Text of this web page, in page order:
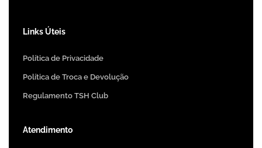
Links Úteis
Política de Privacidade
Política de Troca e Devolução
Regulamento TSH Club
Atendimento